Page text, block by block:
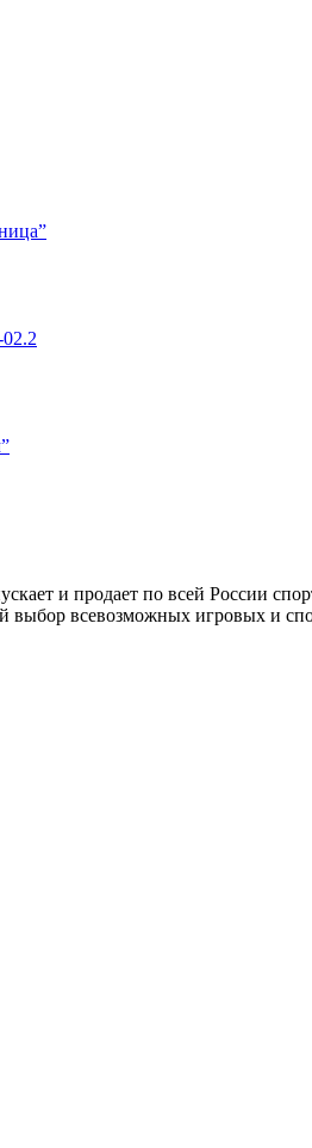
и продает по всей России
выбор всевозможных игровых и